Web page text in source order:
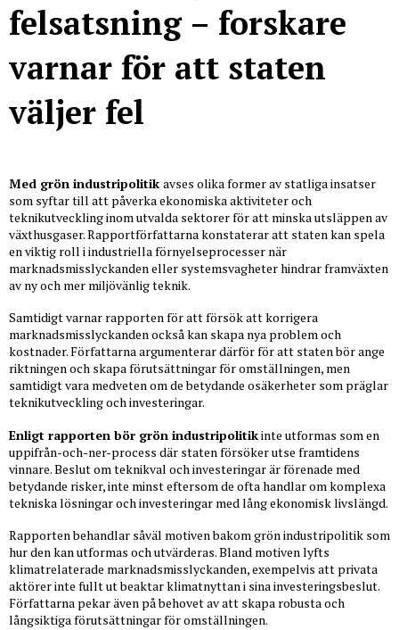
felsatsning – forskare
varnar för att staten
väljer fel
Med grön industripolitik avses olika former av statliga insatser
som syftar till att påverka ekonomiska aktiviteter och
teknikutveckling inom utvalda sektorer för att minska utsläppen av
växthusgaser. Rapportförfattarna konstaterar att staten kan spela
en viktig roll i industriella förnyelseprocesser när
marknadsmisslyckanden eller systemsvagheter hindrar framväxten
av ny och mer miljövänlig teknik.
Samtidigt varnar rapporten för att försök att korrigera
marknadsmisslyckanden också kan skapa nya problem och
kostnader. Författarna argumenterar därför för att staten bör ange
riktningen och skapa förutsättningar för omställningen, men
samtidigt vara medveten om de betydande osäkerheter som präglar
teknikutveckling och investeringar.
Enligt rapporten bör grön industripolitikinte utformas som en
uppifrån-och-ner-process där staten försöker utse framtidens
vinnare. Beslut om teknikval och investeringar är förenade med
betydande risker, inte minst eftersom de ofta handlar om komplexa
tekniska lösningar och investeringar med lång ekonomisk livslängd.
Rapporten behandlar såväl motiven bakom grön industripolitik som
hur den kan utformas och utvärderas. Bland motiven lyfts
klimatrelaterade marknadsmisslyckanden, exempelvis att privata
aktörer inte fullt ut beaktar klimatnyttan i sina investeringsbeslut.
Författarna pekar även på behovet av att skapa robusta och
långsiktiga förutsättningar för omställningen.